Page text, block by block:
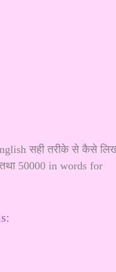
सही तरीके से कैसे
50000 in words for